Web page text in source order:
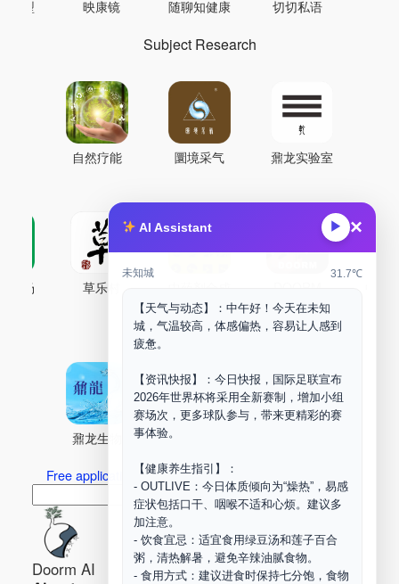
AI Assistant ▶ ×
未知城 31.7℃
【天气与动态】：中午好！今天在未知
城，气温较高，体感偏热，容易让人感到
疲惫。
【资讯快报】：今日快报，国际足联宣布
2026年世界杯将采用全新赛制，增加小组
赛场次，更多球队参与，带来更精彩的赛
事体验。
【健康养生指引】：
- OUTLIVE：今日体质倾向为“燥热”，易感
症状包括口干、咽喉不适和心烦。建议多
加注意。
- 饮食宜忌：适宜食用绿豆汤和莲子百合
粥，清热解暑，避免辛辣油腻食物。
- 食用方式：建议进食时保持七分饱，食物
模型 映康镜 随聊知健康 切切私语
Subject Research
自然疗能 圜境采气 鼐龙实验室
药场 草乐村
Maker Space
鼐龙生物
Free application for “Healing Association Membership”
索
Search
Doorm AI